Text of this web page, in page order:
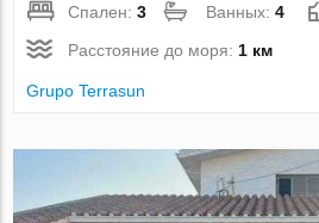
Спален:3 Ванных:4
Расстояние до моря:1 км
Grupo Terrasun